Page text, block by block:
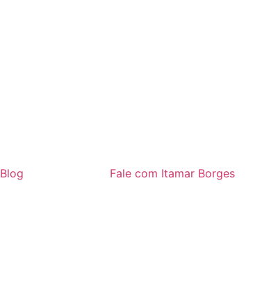
Blog Fale com Itamar Borges